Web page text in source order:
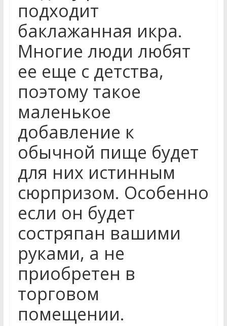
подходит
баклажанная икра.
Многие люди любят
ее еще с детства,
поэтому такое
маленькое
добавление к
обычной пище будет
для них истинным
сюрпризом. Особенно
если он будет
состряпан вашими
руками, а не
приобретен в
торговом
помещении.